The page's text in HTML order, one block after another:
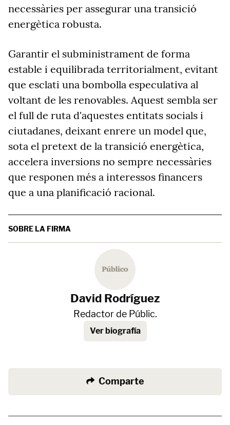
necessàries per assegurar una transició
energètica robusta.
Garantir el subministrament de forma
estable i equilibrada territorialment, evitant
que esclati una bombolla especulativa al
voltant de les renovables. Aquest sembla ser
el full de ruta d'aquestes entitats socials i
ciutadanes, deixant enrere un model que,
sota el pretext de la transició energètica,
accelera inversions no sempre necessàries
que responen més a interessos financers
que a una planificació racional.
SOBRE LA FIRMA
David Rodríguez
Redactor de Públic.
Ver biografía
Comparte